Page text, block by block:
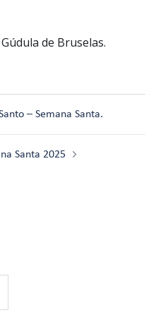
de Bruselas.
– Semana Santa.
Santa 2025